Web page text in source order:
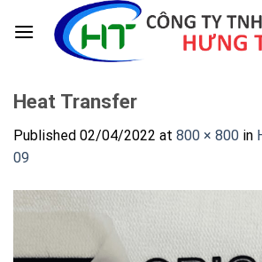
Heat Transfer
Published 02/04/2022 at 800 × 800 in
09